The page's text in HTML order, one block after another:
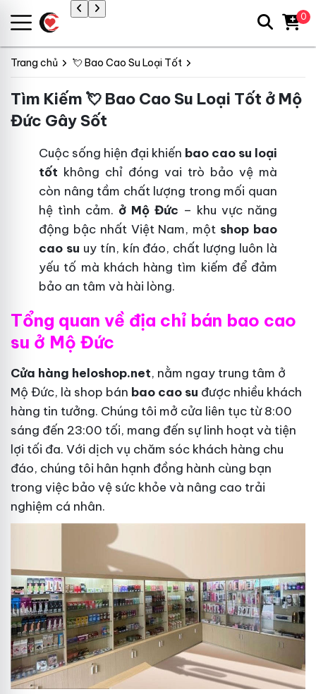
Trang chủ 💘 Bao Cao Su Loại Tốt
Tìm Kiếm 💘 Bao Cao Su Loại Tốt ở Mộ
Đức Gây Sốt
Cuộc sống hiện đại khiến bao cao su loại
tốt không chỉ đóng vai trò bảo vệ mà
còn nâng tầm chất lượng trong mối quan
hệ tình cảm. ở Mộ Đức – khu vực năng
động bậc nhất Việt Nam, một shop bao
cao su uy tín, kín đáo, chất lượng luôn là
yếu tố mà khách hàng tìm kiếm để đảm
bảo an tâm và hài lòng.
Tổng quan về địa chỉ bán bao cao
su ở Mộ Đức
Cửa hàng heloshop.net, nằm ngay trung tâm ở
Mộ Đức, là shop bán bao cao su được nhiều khách
hàng tin tưởng. Chúng tôi mở cửa liên tục từ 8:00
sáng đến 23:00 tối, mang đến sự linh hoạt và tiện
lợi tối đa. Với dịch vụ chăm sóc khách hàng chu
đáo, chúng tôi hân hạnh đồng hành cùng bạn
trong việc bảo vệ sức khỏe và nâng cao trải
nghiệm cá nhân.
0